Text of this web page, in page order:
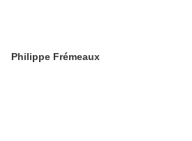
Philippe Frémeaux